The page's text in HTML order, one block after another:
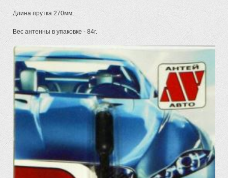
Длина прутка 270мм.
Вес антенны в упаковке - 84г.